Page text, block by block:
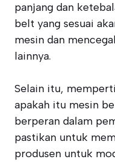
panjang dan
belt yang sesuai
mesin dan
lainnya.
Selain itu,
apakah itu mesin
berperan dalam
pastikan untuk
produsen untuk